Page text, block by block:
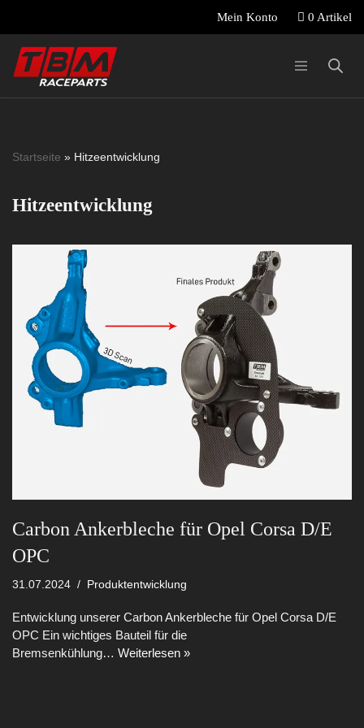
Zum
Inhalt
springen
Mein Konto 0 Artikel
Startseite » Hitzeentwicklung
Hitzeentwicklung
Carbon Ankerbleche für Opel Corsa D/E
OPC
31.07.2024 Produktentwicklung
Entwicklung unserer Carbon Ankerbleche für Opel Corsa D/E
OPC Ein wichtiges Bauteil für die
Bremsenkühlung… Weiterlesen »